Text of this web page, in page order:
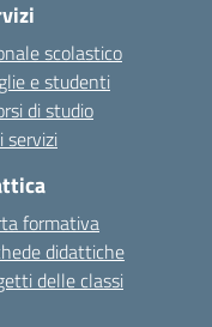
scolastico
e studenti
di studio
servizi
formativa
didattiche
delle classi